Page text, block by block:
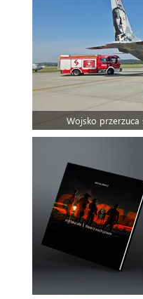
Wojsko przerzuca